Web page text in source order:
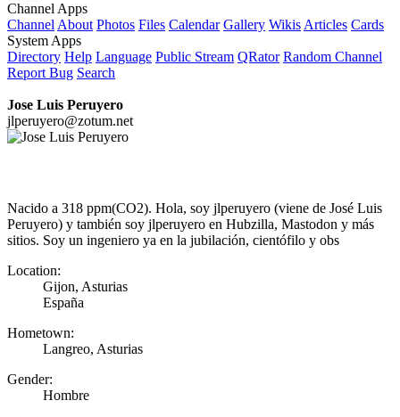
Channel Apps
Channel About Photos Files Calendar Gallery Wikis Articles Cards
System Apps
Directory Help Language Public Stream QRator Random Channel
Report Bug Search
Jose Luis Peruyero
jlperuyero@zotum.net
Nacido a 318 ppm(CO2). Hola, soy jlperuyero (viene de José Luis
Peruyero) y también soy jlperuyero en Hubzilla, Mastodon y más
sitios. Soy un ingeniero ya en la jubilación, cientófilo y obs
Location:
Gijon, Asturias
España
Hometown:
Langreo, Asturias
Gender:
Hombre